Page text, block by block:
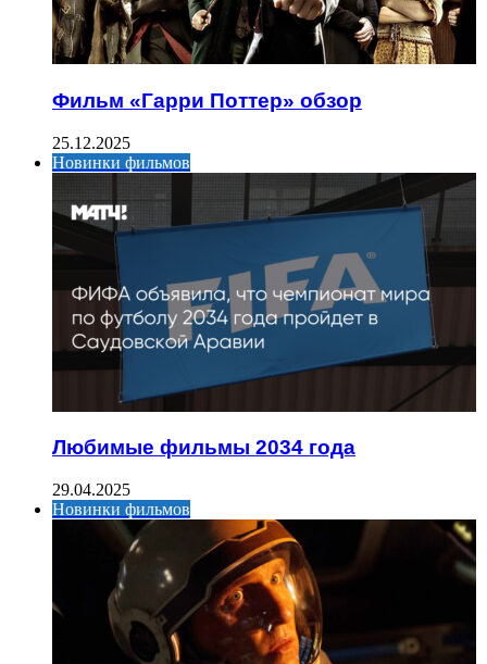
Фильм «Гарри Поттер» обзор
25.12.2025
Новинки фильмов
Любимые фильмы 2034 года
29.04.2025
Новинки фильмов